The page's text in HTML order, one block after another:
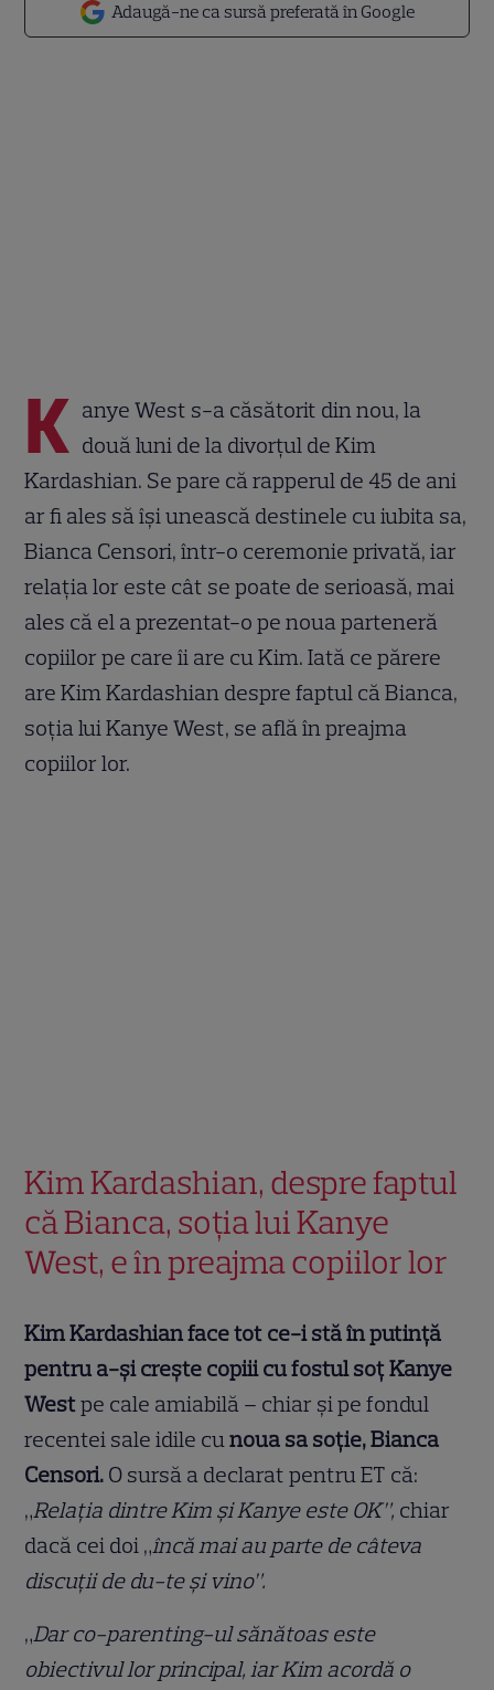
Adaugă-ne ca sursă preferată în Google
K anye West s-a căsătorit din nou, la
două luni de la divorțul de Kim
Kardashian. Se pare că rapperul de 45 de ani
ar fi ales să își unească destinele cu iubita sa,
Bianca Censori, într-o ceremonie privată, iar
relația lor este cât se poate de serioasă, mai
ales că el a prezentat-o pe noua parteneră
copiilor pe care îi are cu Kim. Iată ce părere
are Kim Kardashian despre faptul că Bianca,
soția lui Kanye West, se află în preajma
copiilor lor.
Kim Kardashian, despre faptul
că Bianca, soția lui Kanye
West, e în preajma copiilor lor
Kim Kardashian face tot ce-i stă în putință
pentru a-și crește copiii cu fostul soț Kanye
Westpe cale amiabilă – chiar și pe fondul
recentei sale idile cunoua sa soție, Bianca
Censori. O sursă a declarat pentru ET că:
„Relația dintre Kim și Kanye este OK”, chiar
dacă cei doi „încă mai au parte de câteva
discuții de du-te și vino”.
„Dar co-parenting-ul sănătoas este
obiectivul lor principal, iar Kim acordă o